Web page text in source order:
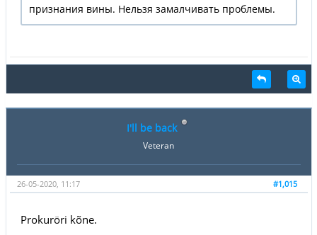
признания вины. Нельзя замалчивать проблемы.
I'll be back
Veteran
#1,015
26-05-2020, 11:17
Prokuröri kõne.